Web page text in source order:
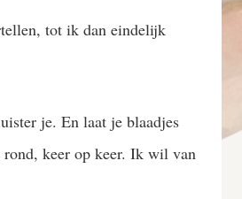
tot ik dan eindelijk
je. En laat je blaadjes
keer op keer. Ik wil van